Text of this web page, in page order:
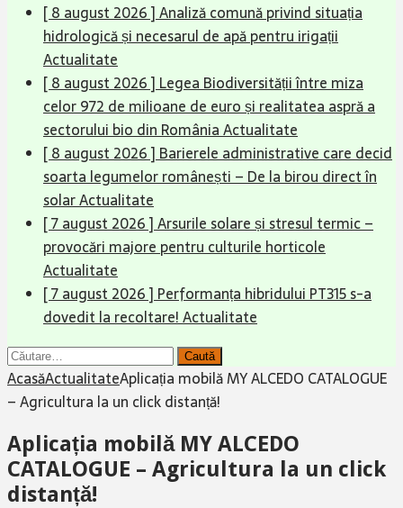
[ 8 august 2026 ]Analiză comună privind situația
hidrologică și necesarul de apă pentru irigații
Actualitate
[ 8 august 2026 ] Legea Biodiversității între miza
celor 972 de milioane de euro și realitatea aspră a
sectorului bio din RomâniaActualitate
[ 8 august 2026 ] Barierele administrative care decid
soarta legumelor românești – De la birou direct în
solarActualitate
[ 7 august 2026 ]Arsurile solare și stresul termic –
provocări majore pentru culturile horticole
Actualitate
[ 7 august 2026 ] Performanța hibridului PT315 s-a
dovedit la recoltare!Actualitate
Caută
după:
AcasăActualitateAplicația mobilă MY ALCEDO CATALOGUE
– Agricultura la un click distanță!
Aplicația mobilă MY ALCEDO
CATALOGUE – Agricultura la un click
distanță!